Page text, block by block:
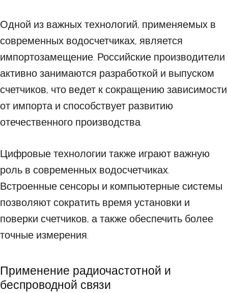
Одной из важных технологий, применяемых в
современных водосчетчиках, является
импортозамещение. Российские производители
активно занимаются разработкой и выпуском
счетчиков, что ведет к сокращению зависимости
от импорта и способствует развитию
отечественного производства.
Цифровые технологии также играют важную
роль в современных водосчетчиках.
Встроенные сенсоры и компьютерные системы
позволяют сократить время установки и
поверки счетчиков, а также обеспечить более
точные измерения.
Применение радиочастотной и
беспроводной связи